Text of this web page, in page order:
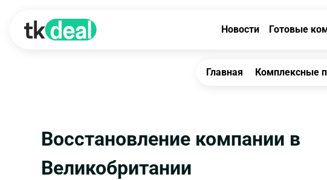
Новости Готовые
Главная Комплексные
Восстановление компании в
Великобритании